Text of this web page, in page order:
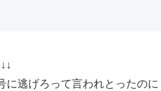
に逃げろって言われとったのに